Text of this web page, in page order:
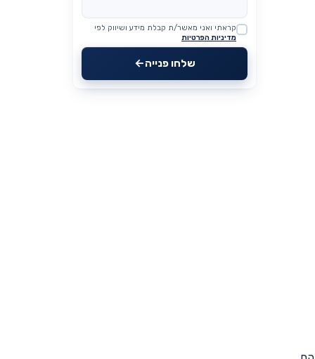
Website
קראתי ואני מאשר/ת קבלת מידע ושיווק לפי
מדיניות הפרטיות
שלחו פנייה